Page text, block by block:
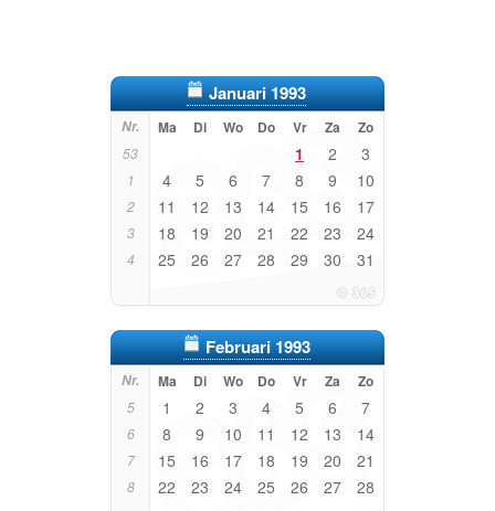
Januari 1993
Nr. Ma Di Wo Do Vr Za Zo
53 1 2 3
1 4 5 6 7 8 9 10
2 11 12 13 14 15 16 17
3 18 19 20 21 22 23 24
4 25 26 27 28 29 30 31
Februari 1993
Nr. Ma Di Wo Do Vr Za Zo
5 1 2 3 4 5 6 7
6 8 9 10 11 12 13 14
7 15 16 17 18 19 20 21
8 22 23 24 25 26 27 28